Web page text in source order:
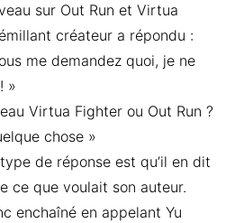
sur Out Run et Virtua
créateur a répondu :
me demandez quoi, je ne
»
Virtua Fighter ou Out Run ?
chose »
de réponse est qu’il en dit
ce que voulait son auteur.
enchaîné en appelant Yu